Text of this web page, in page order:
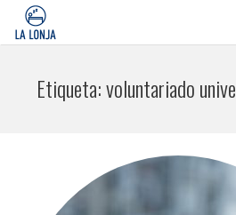
CONTACTO
Etiqueta:voluntariado